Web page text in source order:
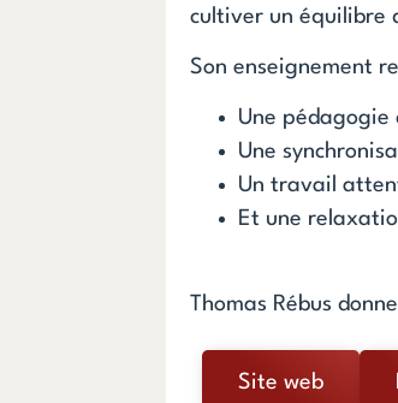
cultiver un équilibre
Son enseignement
Une
Une
Un travail
Et une
Thomas Rébus
Site web